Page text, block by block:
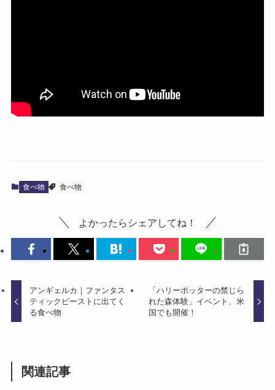
食べ物 食べ物
よかったらシェアしてね！
アンギェルカ｜ファンタス
ティックビーストに出てく
る食べ物
「ハリーポッターの禁じら
れた森体験」イベント、米
国でも開催！
関連記事